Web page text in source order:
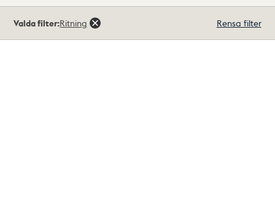
träffar
Valda filter:Ritning Rensa filter